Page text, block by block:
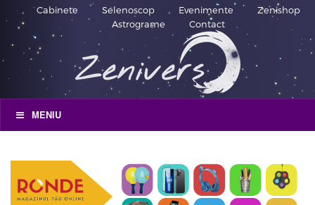
Cabinete Selenoscop Evenimente
Zenishop
Astrograme
Contact
MENIU